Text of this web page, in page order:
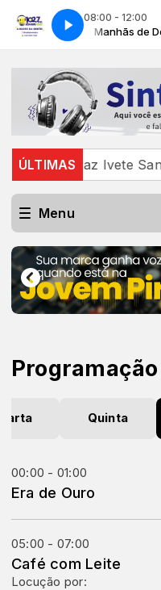
08:00 - 12:00
Ribeiro Manhãs de
ÚLTIMAS
que traz Ivete
Menu
Programação
Quinta
00:00 - 01:00
Era de Ouro
05:00 - 07:00
Café com Leite
Locução por: